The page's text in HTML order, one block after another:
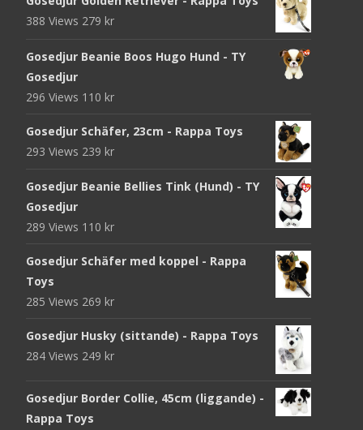
388 Views 279 kr
Gosedjur Beanie Boos Hugo Hund - TY
Gosedjur
296 Views 110 kr
Gosedjur Schäfer, 23cm - Rappa Toys
293 Views 239 kr
Gosedjur Beanie Bellies Tink (Hund) - TY
Gosedjur
289 Views 110 kr
Gosedjur Schäfer med koppel - Rappa
Toys
285 Views 269 kr
Gosedjur Husky (sittande) - Rappa Toys
284 Views 249 kr
Gosedjur Border Collie, 45cm (liggande) -
Rappa Toys